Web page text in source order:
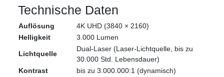
Technische Daten
Auflösung
4K UHD (3840 × 2160)
Helligkeit
3.000 Lumen
Lichtquelle
Dual-Laser (Laser-Lichtquelle, bis zu
30.000 Std. Lebensdauer)
Kontrast
bis zu 3.000.000:1 (dynamisch)